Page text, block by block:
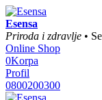
Esensa
Priroda i zdravlje •
Online Shop
0Korpa
Profil
0800200300